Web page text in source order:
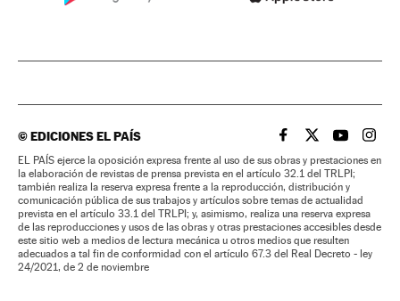
©EDICIONES EL PAÍS EL PAÍS BRASIL EN
EL PAÍSEL PAÍS
EL
EL PAÍS ejerce la oposición expresa frente al uso de sus obras y prestaciones en
la elaboración de revistas de prensa prevista en el artículo 32.1 del TRLPI;
también realiza la reserva expresa frente a la reproducción, distribución y
comunicación pública de sus trabajos y artículos sobre temas de actualidad
prevista en el artículo 33.1 del TRLPI; y, asimismo, realiza una reserva expresa
de las reproducciones y usos de las obras y otras prestaciones accesibles desde
este sitio web a medios de lectura mecánica u otros medios que resulten
adecuados a tal fin de conformidad con el artículo 67.3 del Real Decreto - ley
24/2021, de 2 de noviembre